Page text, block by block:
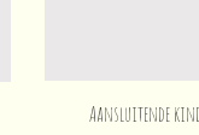
Aansluitende